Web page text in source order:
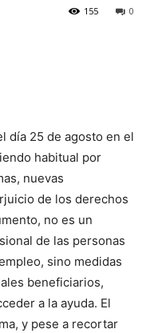
0
155
día 25 de agosto en el
habitual por
nuevas
de los derechos
no es un
de las personas
sino medidas
beneficiarios,
a la ayuda. El
y pese a recortar